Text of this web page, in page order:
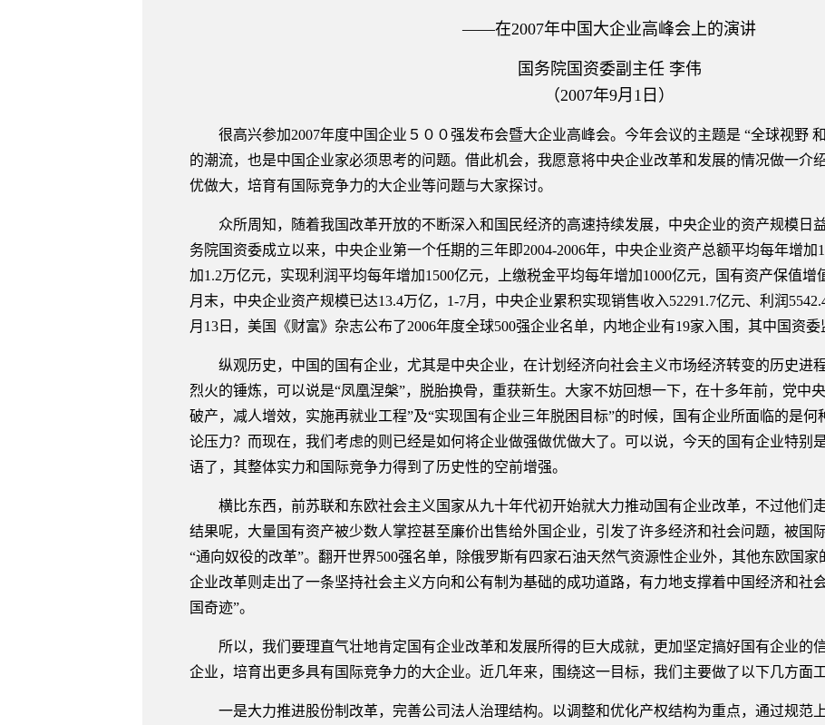
——在2007年中国大企业高峰会上的演讲
国务院国资委副主任 李伟
（2007年9月1日）
很高兴参加2007年度中国企业５００强发布会暨大企业高峰会。今年会议的主题是 “全球视野
的潮流，也是中国企业家必须思考的问题。借此机会，我愿意将中央企业改革和发展的情况做一介
优做大，培育有国际竞争力的大企业等问题与大家探讨。
众所周知，随着我国改革开放的不断深入和国民经济的高速持续发展，中央企业的资产规模日
务院国资委成立以来，中央企业第一个任期的三年即2004-2006年，中央企业资产总额平均每年增加
加1.2万亿元，实现利润平均每年增加1500亿元，上缴税金平均每年增加1000亿元，国有资产保值增
月末，中央企业资产规模已达13.4万亿，1-7月，中央企业累积实现销售收入52291.7亿元、利润
月13日，美国《财富》杂志公布了2006年度全球500强企业名单，内地企业有19家入围，其中国资委
纵观历史，中国的国有企业，尤其是中央企业，在计划经济向社会主义市场经济转变的历史进
烈火的锤炼，可以说是“凤凰涅槃”，脱胎换骨，重获新生。大家不妨回想一下，在十多年前，党中
破产，减人增效，实施再就业工程”及“实现国有企业三年脱困目标”的时候，国有企业所面临的是
论压力？而现在，我们考虑的则已经是如何将企业做强做优做大了。可以说，今天的国有企业特别
语了，其整体实力和国际竞争力得到了历史性的空前增强。
横比东西，前苏联和东欧社会主义国家从九十年代初开始就大力推动国有企业改革，不过他们
结果呢，大量国有资产被少数人掌控甚至廉价出售给外国企业，引发了许多经济和社会问题，被国
“通向奴役的改革”。翻开世界500强名单，除俄罗斯有四家石油天然气资源性企业外，其他东欧国
企业改革则走出了一条坚持社会主义方向和公有制为基础的成功道路，有力地支撑着中国经济和社
国奇迹”。
所以，我们要理直气壮地肯定国有企业改革和发展所得的巨大成就，更加坚定搞好国有企业的
企业，培育出更多具有国际竞争力的大企业。近几年来，围绕这一目标，我们主要做了以下几方面工
一是大力推进股份制改革，完善公司法人治理结构。以调整和优化产权结构为重点，通过规范